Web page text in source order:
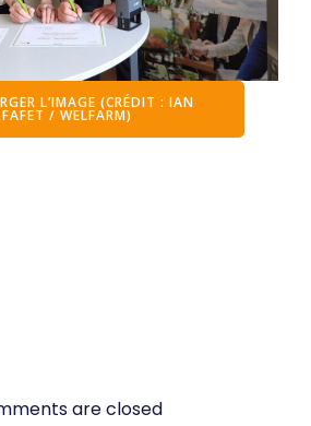
L’IMAGE (CRÉDIT : IAN
FAFET / WELFARM)
are closed